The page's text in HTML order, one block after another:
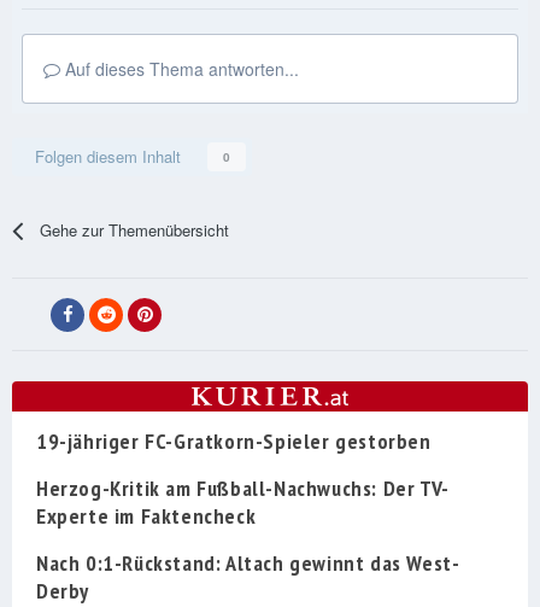
Auf dieses Thema antworten...
Folgen diesem Inhalt 0
Gehe zur Themenübersicht
19-jähriger FC-Gratkorn-Spieler gestorben
Herzog-Kritik am Fußball-Nachwuchs: Der TV-
Experte im Faktencheck
Nach 0:1-Rückstand: Altach gewinnt das West-
Derby